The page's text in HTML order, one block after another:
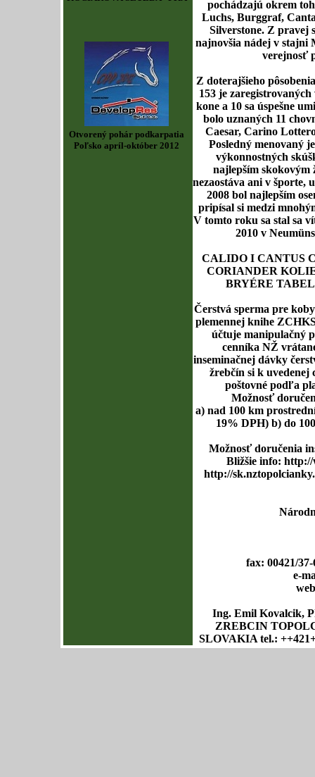
Otvorený pohár podkarpatia
Poľsko apríl-október 2012
pochádzajú okrem
Luchs, Burggraf,
Silverstone. Z pravej
najnovšia nádej v stajni
verejnosť
Z doterajšieho
153 je
kone a 10 sa úspešne
bolo uznaných 11
Caesar, Carino
Posledný menovaný
výkonnostných
najlepším skokovým
nezaostáva ani v športe,
2008 bol najlepším
pripísal si medzi
V tomto roku sa stal sa
2010 v
CALIDO I CANTUS
CORIANDER
BRYÉRE
Čerstvá sperma pre
plemennej knihe
účtuje manipulačný
cenníka NŽ
inseminačnej dávky
žrebčín si k uvedenej
poštovné podľa
Možnosť
a) nad 100 km
19% DPH) b) do
Možnosť doručenia
Bližšie info: http://
http://
fax: 00421/
e-
Ing. Emil Kovalcik,
ZREBCIN
SLOVAKIA tel.: